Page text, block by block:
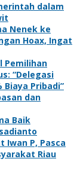
dalam
Nenek ke
Hoax, Ingat
Pemilihan
“Delegasi
Biaya Pribadi”
dan
Baik
Iwan P, Pasca
Riau